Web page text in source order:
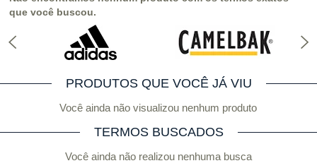
que você buscou.
PRODUTOS QUE VOCÊ JÁ VIU
Você ainda não visualizou nenhum produto
TERMOS BUSCADOS
Você ainda não realizou nenhuma busca